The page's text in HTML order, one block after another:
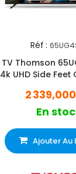
Réf :
TV Thomson
4k UHD Side
2
En
Ajouter Au